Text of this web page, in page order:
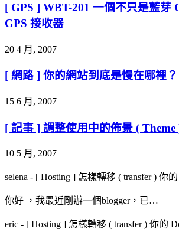
[ GPS ] WBT-201 一個不只是藍芽
GPS 接收器
20 4 月, 2007
[ 網路 ] 你的網站到底是慢在哪裡？
15 6 月, 2007
[ 記事 ] 調整使用中的佈景 ( Theme
10 5 月, 2007
selena - [ Hosting ] 怎樣轉移 ( transfer ) 你
你好 ，我最近剛辦一個blogger，已…
eric - [ Hosting ] 怎樣轉移 ( transfer ) 你的